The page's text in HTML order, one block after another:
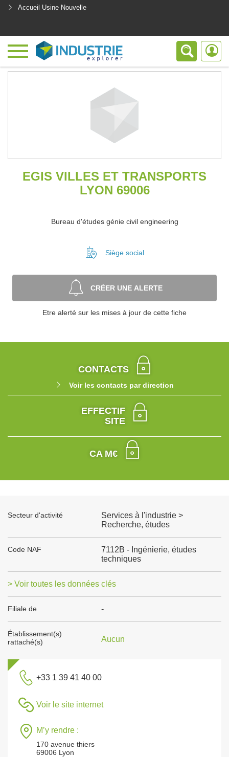
Accueil Usine Nouvelle
EGIS VILLES ET TRANSPORTS
LYON 69006
Bureau d'études génie civil engineering
Siège social
CRÉER UNE ALERTE
Etre alerté sur les mises à jour de cette fiche
CONTACTS
Voir les contacts par direction
EFFECTIF
SITE
CA M€
Secteur d'activité
Services à l'industrie >
Recherche, études
Code NAF
7112B - Ingénierie, études
techniques
> Voir toutes les données clés
Filiale de -
Établissement(s)
rattaché(s)
Aucun
+33 1 39 41 40 00
Voir le site internet
M’y rendre :
170 avenue thiers
69006 Lyon